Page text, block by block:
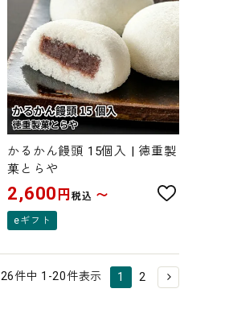
かるかん饅頭 15個入 | 徳重製
菓とらや
2,600 円税込 〜
eギフト
26件中 1 -20件表示 1 2